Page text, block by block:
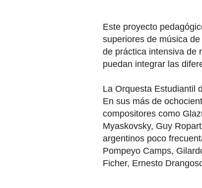
Este proyecto
superiores de música
de práctica intensiva de
puedan integrar las
La Orquesta Estudiantil
En sus más de
compositores como
Myaskovsky, Guy
argentinos poco
Pompeyo Camps,
Ficher, Ernesto